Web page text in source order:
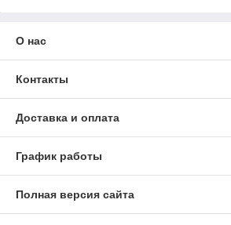
О нас
Контакты
Доставка и оплата
График работы
Полная версия сайта